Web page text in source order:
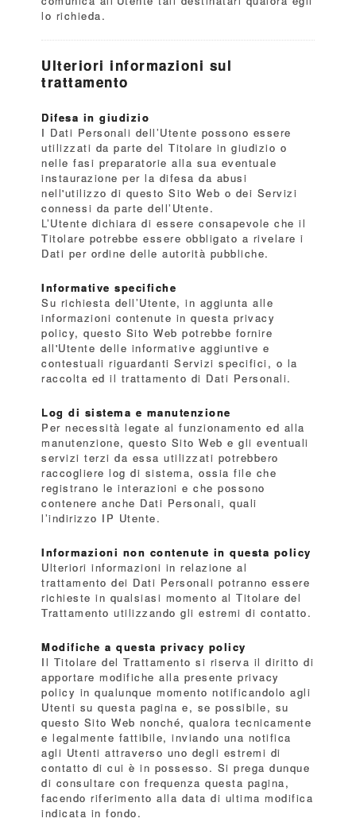
lo richieda.
Ulteriori informazioni sul
trattamento
Difesa in giudizio
I Dati Personali dell’Utente possono essere
utilizzati da parte del Titolare in giudizio o
nelle fasi preparatorie alla sua eventuale
instaurazione per la difesa da abusi
nell'utilizzo di questo Sito Web o dei Servizi
connessi da parte dell’Utente.
L’Utente dichiara di essere consapevole che il
Titolare potrebbe essere obbligato a rivelare i
Dati per ordine delle autorità pubbliche.
Informative specifiche
Su richiesta dell’Utente, in aggiunta alle
informazioni contenute in questa privacy
policy, questo Sito Web potrebbe fornire
all'Utente delle informative aggiuntive e
contestuali riguardanti Servizi specifici, o la
raccolta ed il trattamento di Dati Personali.
Log di sistema e manutenzione
Per necessità legate al funzionamento ed alla
manutenzione, questo Sito Web e gli eventuali
servizi terzi da essa utilizzati potrebbero
raccogliere log di sistema, ossia file che
registrano le interazioni e che possono
contenere anche Dati Personali, quali
l’indirizzo IP Utente.
Informazioni non contenute in questa policy
Ulteriori informazioni in relazione al
trattamento dei Dati Personali potranno essere
richieste in qualsiasi momento al Titolare del
Trattamento utilizzando gli estremi di contatto.
Modifiche a questa privacy policy
Il Titolare del Trattamento si riserva il diritto di
apportare modifiche alla presente privacy
policy in qualunque momento notificandolo agli
Utenti su questa pagina e, se possibile, su
questo Sito Web nonché, qualora tecnicamente
e legalmente fattibile, inviando una notifica
agli Utenti attraverso uno degli estremi di
contatto di cui è in possesso. Si prega dunque
di consultare con frequenza questa pagina,
facendo riferimento alla data di ultima modifica
indicata in fondo.